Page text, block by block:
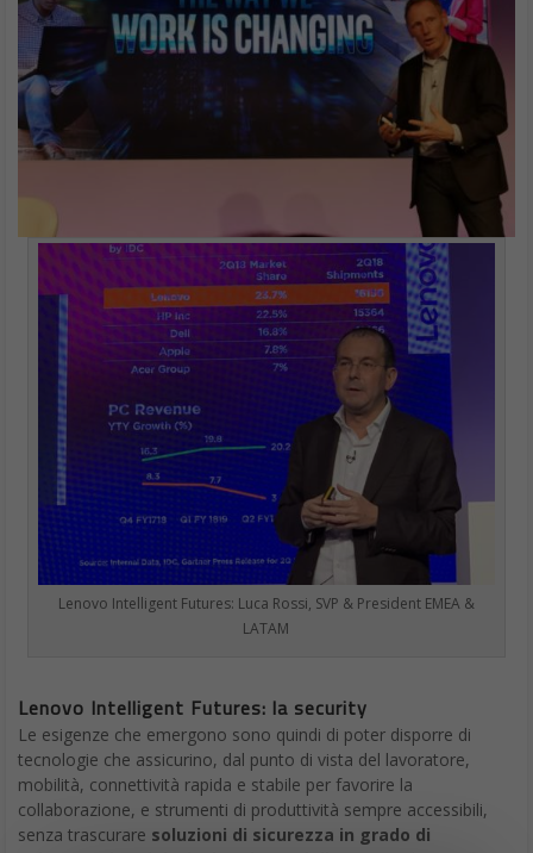
Lenovo Intelligent Futures: Luca Rossi, SVP & President EMEA &
LATAM
Lenovo Intelligent Futures: la security
Le esigenze che emergono sono quindi di poter disporre di
tecnologie che assicurino, dal punto di vista del lavoratore,
mobilità, connettività rapida e stabile per favorire la
collaborazione, e strumenti di produttività sempre accessibili,
senza trascurare soluzioni di sicurezza in grado di